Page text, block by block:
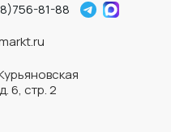
81-88
6, стр. 2